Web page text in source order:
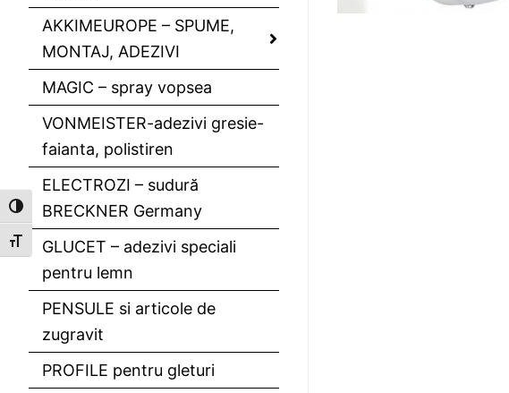
Toggle High Contrast
Toggle Font size
AKKIMEUROPE – SPUME,
MONTAJ, ADEZIVI
MAGIC – spray vopsea
VONMEISTER-adezivi gresie-
faianta, polistiren
ELECTROZI – sudură
BRECKNER Germany
GLUCET – adezivi speciali
pentru lemn
PENSULE si articole de
zugravit
PROFILE pentru gleturi